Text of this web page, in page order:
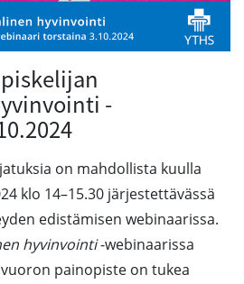
-
on mahdollista kuulla
klo 14–15.30 järjestettävässä
edistämisen webinaarissa.
hyvinvointi-webinaarissa
painopiste on tukea